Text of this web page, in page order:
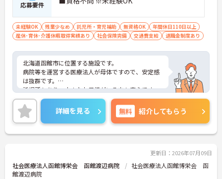
応募要件
未経験OK 残業少なめ 託児所・育児補助 無資格OK
年間休日110日以上
産休･育休･介護休暇取得実績あり
社会保険完備 交通費支給 退職金制度あり
北海道函館市に位置する施設です。
病院等を運営する医療法人が母体ですので、安定感
は抜群です。
託児所もあり、小さなお子様がいる方も安心です。
少人数グループホームですので、お一人お一人にき
め細やかなサポートができるのも特徴です。
ご興味ある方には、面接対策ポイントなど、さらに
詳細をお話しいたしますのでお気軽にご相談くださ
い！
詳細を見る 無料 紹介してもらう
更新日：2026年07月09日
社会医療法人函館博栄会 函館渡辺病院
社会医療法人函館博栄会 函
館渡辺病院